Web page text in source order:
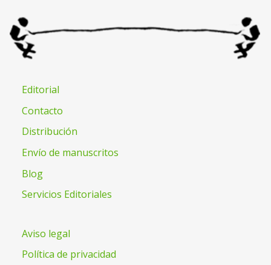
Editorial
Contacto
Distribución
Envío de manuscritos
Blog
Servicios Editoriales
Aviso legal
Política de privacidad